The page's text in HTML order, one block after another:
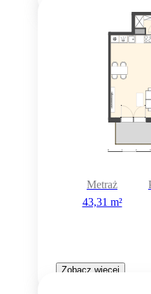
Metraż
43,31 m²
Zobacz więcej